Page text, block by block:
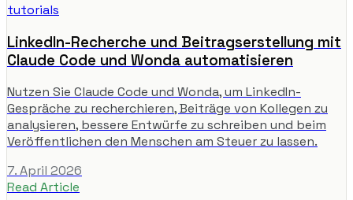
tutorials
LinkedIn-Recherche und Beitragserstellung mit
Claude Code und Wonda automatisieren
Nutzen Sie Claude Code und Wonda, um LinkedIn-
Gespräche zu recherchieren, Beiträge von Kollegen zu
analysieren, bessere Entwürfe zu schreiben und beim
Veröffentlichen den Menschen am Steuer zu lassen.
7. April 2026
Read Article